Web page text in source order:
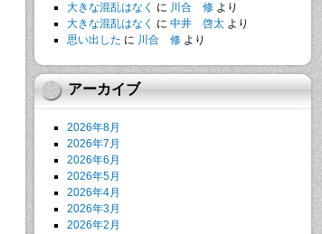
大きな混乱はなく に 川合 修より
大きな混乱はなく に 中井 啓太より
思い出した に 川合 修より
アーカイブ
2026年8月
2026年7月
2026年6月
2026年5月
2026年4月
2026年3月
2026年2月